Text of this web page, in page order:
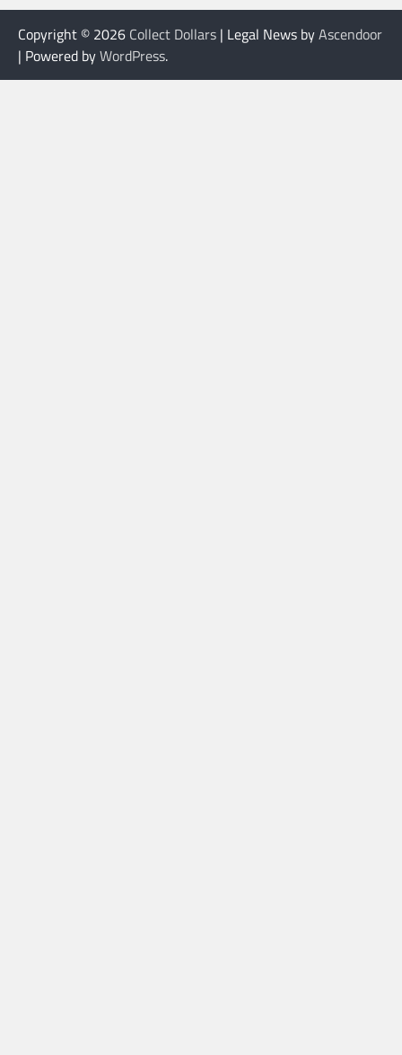
Copyright © 2026 Collect Dollars | Legal News byAscendoor
| Powered byWordPress.